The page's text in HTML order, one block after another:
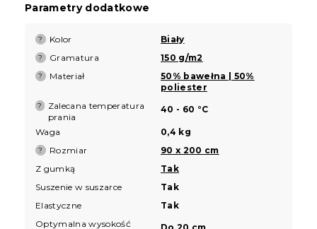
Parametry dodatkowe
? Kolor Biały
? Gramatura 150 g/m2
? Materiał
50% bawełna | 50%
poliester
?
Zalecana temperatura
prania
40 - 60 °C
Waga 0,4 kg
? Rozmiar
90 x 200 cm
Z gumką
Tak
Suszenie w suszarce
Tak
Elastyczne
Tak
Optymalna wysokość